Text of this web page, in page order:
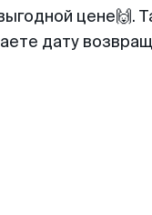
цене🙌.
дату